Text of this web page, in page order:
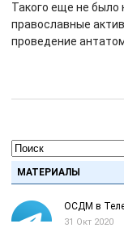
Такого еще не было
православные
проведение
МАТЕРИАЛЫ
ОСДМ в
31 Окт 2020